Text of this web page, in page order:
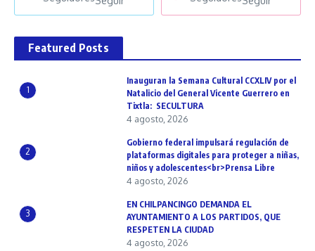
Featured Posts
1
Inauguran la Semana Cultural CCXLIV por el
Natalicio del General Vicente Guerrero en
Tixtla: SECULTURA
4 agosto, 2026
2
Gobierno federal impulsará regulación de
plataformas digitales para proteger a niñas,
niños y adolescentes<br>Prensa Libre
4 agosto, 2026
3
EN CHILPANCINGO DEMANDA EL
AYUNTAMIENTO A LOS PARTIDOS, QUE
RESPETEN LA CIUDAD
4 agosto, 2026